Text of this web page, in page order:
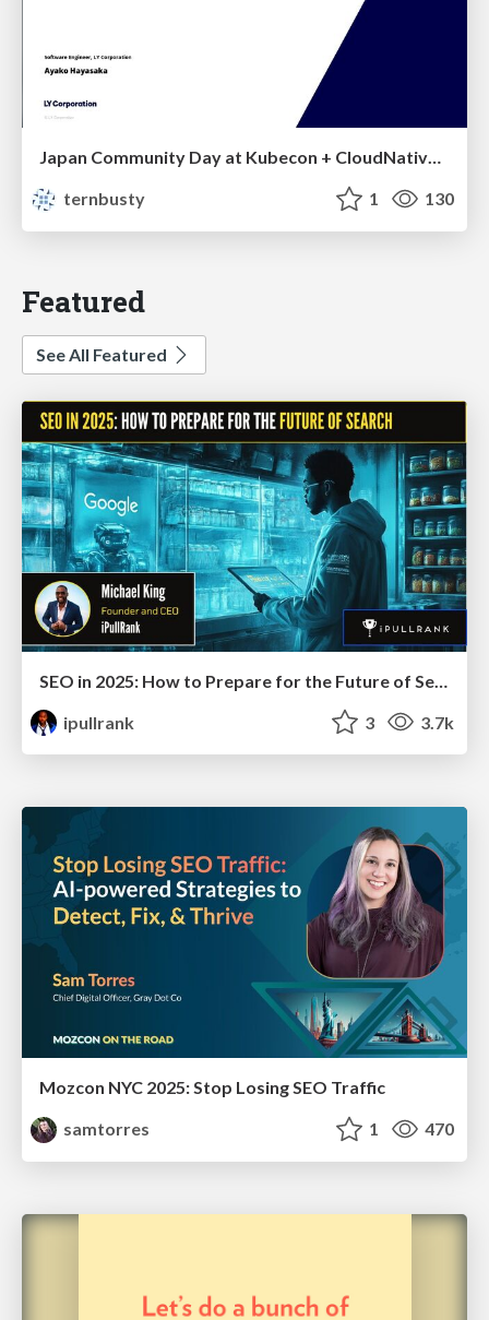
Japan Community Day at Kubecon + CloudNativeCon Japan 2026: Learning Container Privilege Control by Building My Own Low-Level Container Runtime
ternbusty
1 130
Featured
See All Featured
ipullrank
3 3.7k
Mozcon NYC 2025: Stop Losing SEO Traffic
samtorres
1 470